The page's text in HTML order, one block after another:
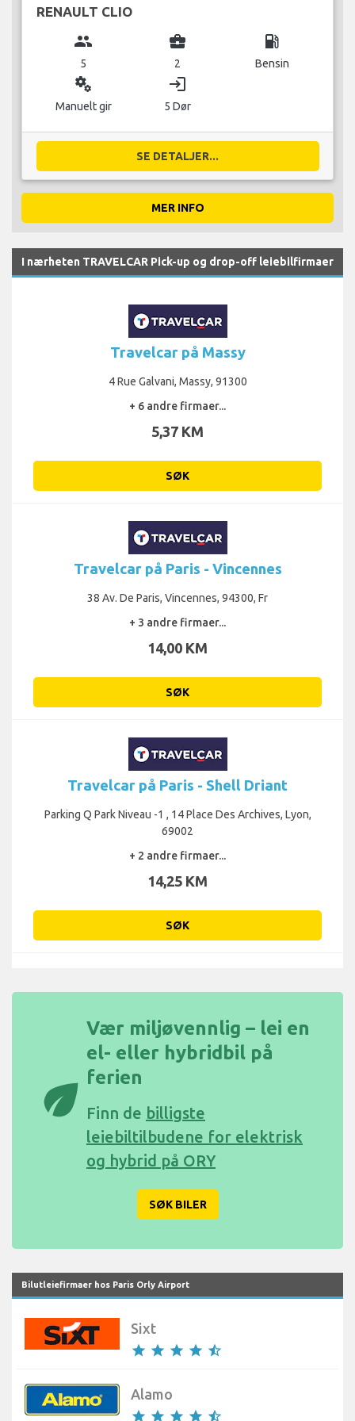
RENAULT CLIO
group
5
business_center
2
local_gas_station
Bensin
miscellaneous_services
Manuelt gir
login
5 Dør
SE DETALJER...
MER INFO
I nærheten TRAVELCAR Pick-up og drop-off leiebilfirmaer
Travelcar på Massy
4 Rue Galvani, Massy, 91300
+ 6 andre firmaer...
5,37 KM
SØK
Travelcar på Paris - Vincennes
38 Av. De Paris, Vincennes, 94300, Fr
+ 3 andre firmaer...
14,00 KM
SØK
Travelcar på Paris - Shell Driant
Parking Q Park Niveau -1 , 14 Place Des Archives, Lyon,
69002
+ 2 andre firmaer...
14,25 KM
SØK
eco
Vær miljøvennlig – lei en
el- eller hybridbil på
ferien
Finn de billigste
leiebiltilbudene for elektrisk
og hybrid på ORY
SØK BILER
Bilutleiefirmaer hos Paris Orly Airport
Sixt
star star star star star_half
Alamo
star star star star star_half